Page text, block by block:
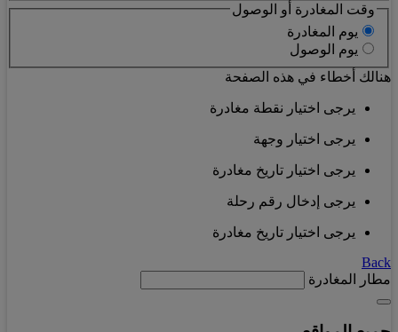
وقت المغادرة أو الوصول
يوم المغادرة
يوم الوصول
هنالك أخطاء في هذه الصفحة
يرجى اختيار نقطة مغادرة
يرجى اختيار وجهة
يرجى اختيار تاريخ مغادرة
يرجى إدخال رقم رحلة
يرجى اختيار تاريخ مغادرة
Back
مطار المغادرة